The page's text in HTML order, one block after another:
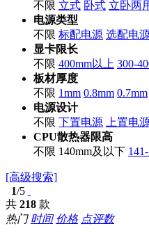
不限 立式 卧式 立卧两
电源类型
不限 标配电源 选配电
显卡限长
不限 400mm以上 300-
板材厚度
不限 1mm 0.8mm 0.7mm
电源设计
不限 下置电源
上置电
CPU散热器限高
不限 140mm及以下
[高级搜索]
1/5
共 218 款
热门 时间 价格 点评数